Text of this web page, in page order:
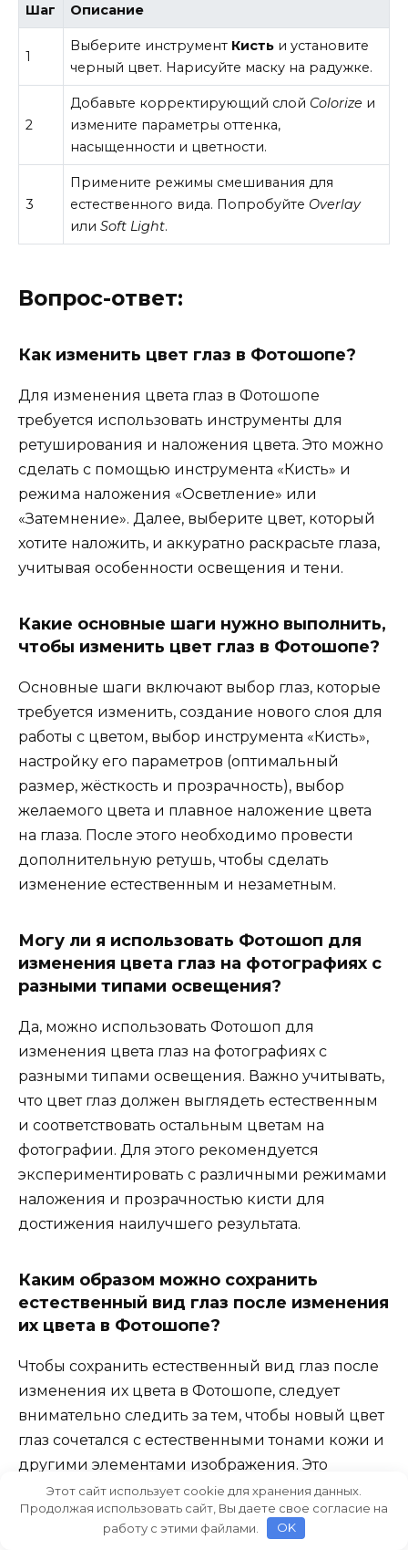
Шаг Описание
1
Выберите инструмент Кисть и установите
черный цвет. Нарисуйте маску на радужке.
2
Добавьте корректирующий слой Colorize и
измените параметры оттенка,
насыщенности и цветности.
3
Примените режимы смешивания для
естественного вида. Попробуйте Overlay
илиSoft Light.
Вопрос-ответ:
Как изменить цвет глаз в Фотошопе?
Для изменения цвета глаз в Фотошопе
требуется использовать инструменты для
ретуширования и наложения цвета. Это можно
сделать с помощью инструмента «Кисть» и
режима наложения «Осветление» или
«Затемнение». Далее, выберите цвет, который
хотите наложить, и аккуратно раскрасьте глаза,
учитывая особенности освещения и тени.
Какие основные шаги нужно выполнить,
чтобы изменить цвет глаз в Фотошопе?
Основные шаги включают выбор глаз, которые
требуется изменить, создание нового слоя для
работы с цветом, выбор инструмента «Кисть»,
настройку его параметров (оптимальный
размер, жёсткость и прозрачность), выбор
желаемого цвета и плавное наложение цвета
на глаза. После этого необходимо провести
дополнительную ретушь, чтобы сделать
изменение естественным и незаметным.
Могу ли я использовать Фотошоп для
изменения цвета глаз на фотографиях с
разными типами освещения?
Да, можно использовать Фотошоп для
изменения цвета глаз на фотографиях с
разными типами освещения. Важно учитывать,
что цвет глаз должен выглядеть естественным
и соответствовать остальным цветам на
фотографии. Для этого рекомендуется
экспериментировать с различными режимами
наложения и прозрачностью кисти для
достижения наилучшего результата.
Каким образом можно сохранить
естественный вид глаз после изменения
их цвета в Фотошопе?
Чтобы сохранить естественный вид глаз после
изменения их цвета в Фотошопе, следует
внимательно следить за тем, чтобы новый цвет
глаз сочетался с естественными тонами кожи и
другими элементами изображения. Это
достигается выбором правильного оттенка и
настройкой прозрачности при нанесении
нового цвета. Также важно регулировать
Этот сайт использует cookie для хранения данных.
Продолжая использовать сайт, Вы даете свое согласие на
работу с этими файлами.
OK